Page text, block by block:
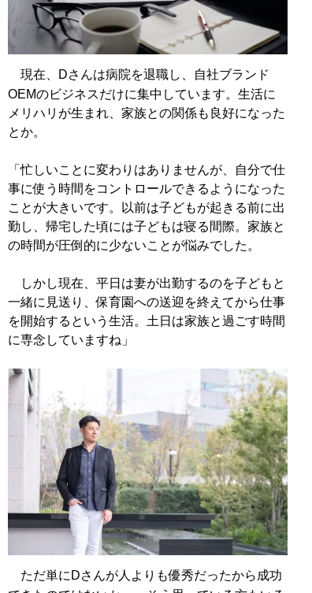
現在、Dさんは病院を退職し、自社ブランド
OEMのビジネスだけに集中しています。生活に
メリハリが生まれ、家族との関係も良好になった
とか。
「忙しいことに変わりはありませんが、自分で仕
事に使う時間をコントロールできるようになった
ことが大きいです。以前は子どもが起きる前に出
勤し、帰宅した頃には子どもは寝る間際。家族と
の時間が圧倒的に少ないことが悩みでした。
しかし現在、平日は妻が出勤するのを子どもと
一緒に見送り、保育園への送迎を終えてから仕事
を開始するという生活。土日は家族と過ごす時間
に専念していますね」
ただ単にDさんが人よりも優秀だったから成功